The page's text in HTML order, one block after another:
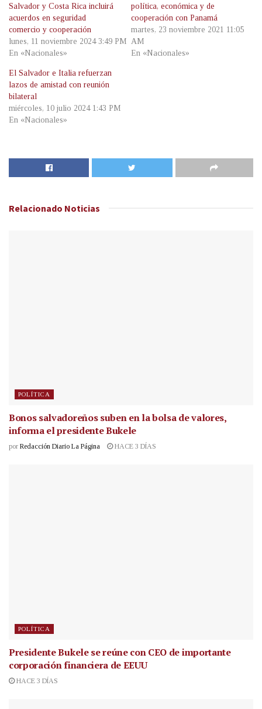
Salvador y Costa Rica incluirá
acuerdos en seguridad
comercio y cooperación
lunes, 11 noviembre 2024 3:49 PM
En «Nacionales»
política, económica y de
cooperación con Panamá
martes, 23 noviembre 2021 11:05
AM
En «Nacionales»
El Salvador e Italia refuerzan
lazos de amistad con reunión
bilateral
miércoles, 10 julio 2024 1:43 PM
En «Nacionales»
Relacionado Noticias
POLÍTICA
Bonos salvadoreños suben en la bolsa de valores,
informa el presidente Bukele
por Redacción Diario La Página HACE 3 DÍAS
POLÍTICA
Presidente Bukele se reúne con CEO de importante
corporación financiera de EEUU
HACE 3 DÍAS